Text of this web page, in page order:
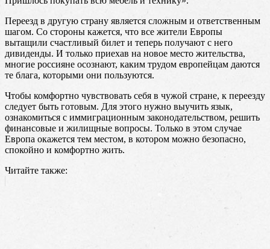
Переезд в другую страну является сложным и ответственным
шагом. Со стороны кажется, что все жители Европы
вытащили счастливый билет и теперь получают с него
дивиденды. И только приехав на новое место жительства,
многие россияне осознают, каким трудом европейцам даются
те блага, которыми они пользуются.
Чтобы комфортно чувствовать себя в чужой стране, к переезду
следует быть готовым. Для этого нужно выучить язык,
ознакомиться с иммиграционным законодательством, решить
финансовые и жилищные вопросы. Только в этом случае
Европа окажется тем местом, в котором можно безопасно,
спокойно и комфортно жить.
Читайте также: